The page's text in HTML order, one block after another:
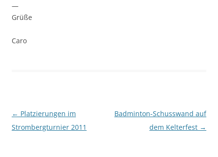
—
Grüße
Caro
Beitragsnavigation
← Platzierungen im
Strombergturnier 2011
Badminton-Schusswand auf
dem Kelterfest →